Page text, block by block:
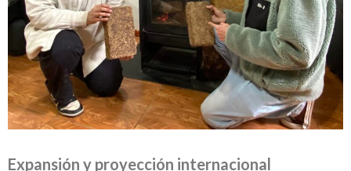
Expansión y proyección internacional